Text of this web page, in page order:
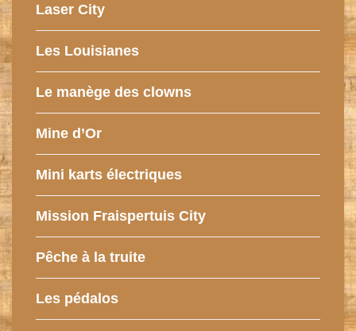
Laser City
Les Louisianes
Le manège des clowns
Mine d’Or
Mini karts électriques
Mission Fraispertuis City
Pêche à la truite
Les pédalos